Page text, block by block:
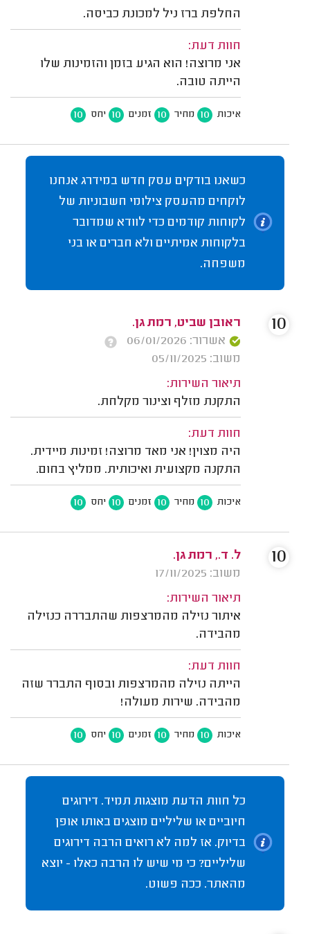
החלפת ברז ניל למכונת כביסה.
חוות דעת:
אני מרוצה! הוא הגיע בזמן והזמינות שלו
הייתה טובה.
איכות 10 מחיר 10 זמנים 10 יחס 10
כשאנו בודקים עסק חדש במידרג אנחנו
לוקחים מהעסק צילומי חשבוניות של
לקוחות קודמים כדי לוודא שמדובר
בלקוחות אמיתיים ולא חברים או בני
משפחה.
ראובן שביט, רמת גן.
אשרור: 06/01/2026
משוב: 05/11/2025
תיאור השירות:
התקנת מזלף וצינור מקלחת.
חוות דעת:
היה מצוין! אני מאד מרוצה! זמינות מיידית.
התקנה מקצועית ואיכותית. ממליץ בחום.
איכות 10 מחיר 10 זמנים 10 יחס 10
10
ל. ד., רמת גן.
משוב: 17/11/2025
תיאור השירות:
איתור נזילה מהמרצפות שהתבררה כנזילה
מהבידה.
חוות דעת:
הייתה נזילה מהמרצפות ובסוף התברר שזה
מהבידה. שירות מעולה!
איכות 10 מחיר 10 זמנים 10 יחס 10
10
כל חוות הדעת מוצגות תמיד. דירוגים
חיוביים או שליליים מוצגים באותו אופן
בדיוק. אז למה לא רואים הרבה דירוגים
שליליים? כי מי שיש לו הרבה כאלו - יוצא
מהאתר. ככה פשוט.